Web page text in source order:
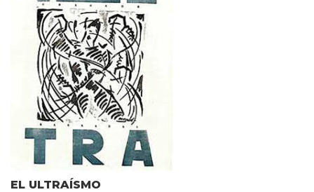
EL ULTRAÍSMO